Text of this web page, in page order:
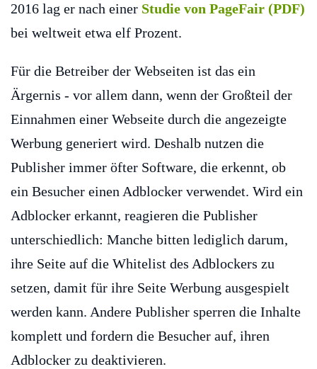
2016 lag er nach einer Studie von PageFair (PDF)
bei weltweit etwa elf Prozent.
Für die Betreiber der Webseiten ist das ein
Ärgernis - vor allem dann, wenn der Großteil der
Einnahmen einer Webseite durch die angezeigte
Werbung generiert wird. Deshalb nutzen die
Publisher immer öfter Software, die erkennt, ob
ein Besucher einen Adblocker verwendet. Wird ein
Adblocker erkannt, reagieren die Publisher
unterschiedlich: Manche bitten lediglich darum,
ihre Seite auf die Whitelist des Adblockers zu
setzen, damit für ihre Seite Werbung ausgespielt
werden kann. Andere Publisher sperren die Inhalte
komplett und fordern die Besucher auf, ihren
Adblocker zu deaktivieren.